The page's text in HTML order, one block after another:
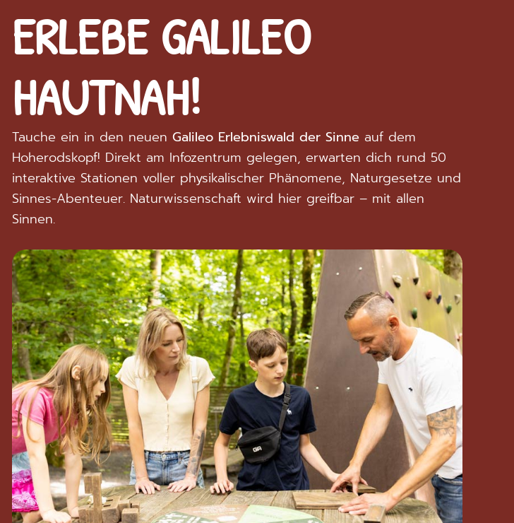
ERLEBE GALILEO
HAUTNAH!
Tauche ein in den neuen Galileo Erlebniswald der Sinneauf dem
Hoherodskopf! Direkt am Infozentrum gelegen, erwarten dich rund 50
interaktive Stationen voller physikalischer Phänomene, Naturgesetze und
Sinnes-Abenteuer. Naturwissenschaft wird hier greifbar – mit allen
Sinnen.